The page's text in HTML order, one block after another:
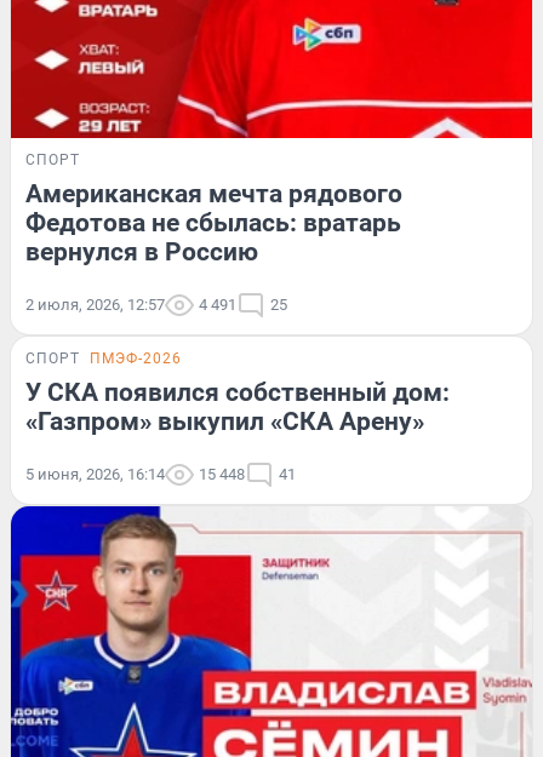
СПОРТ
Американская мечта рядового
Федотова не сбылась: вратарь
вернулся в Россию
2 июля, 2026, 12:57 4 491 25
СПОРТ ПМЭФ-2026
У СКА появился собственный дом:
«Газпром» выкупил «СКА Арену»
5 июня, 2026, 16:14 15 448 41